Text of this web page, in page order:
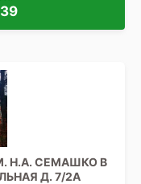
Н.А. СЕМАШКО В
Д. 7/2А